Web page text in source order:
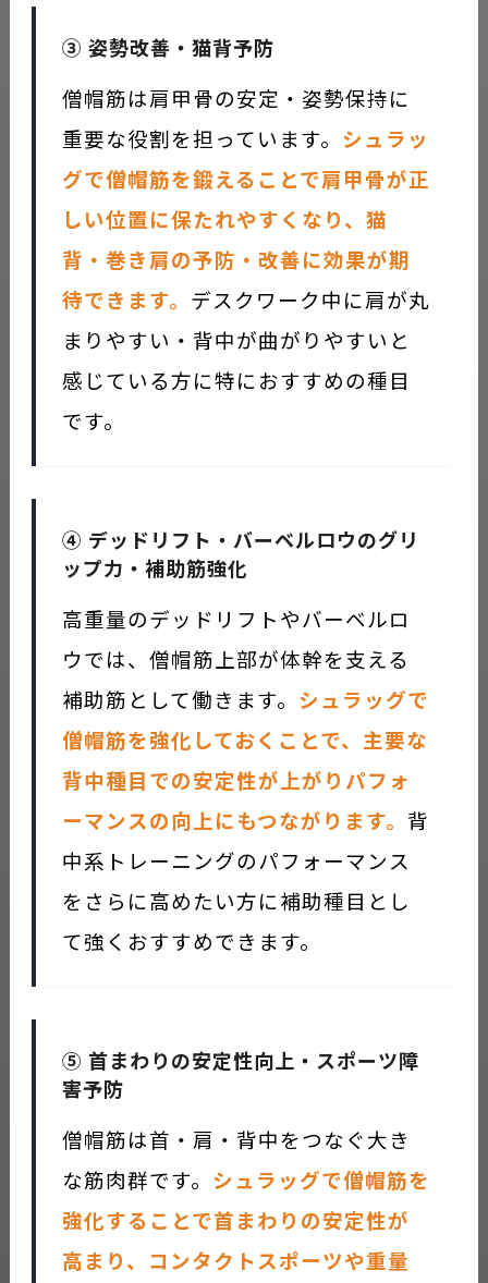
③ 姿勢改善・猫背予防
僧帽筋は肩甲骨の安定・姿勢保持に
重要な役割を担っています。 シュラッ
グで僧帽筋を鍛えることで肩甲骨が正
しい位置に保たれやすくなり、猫
背・巻き肩の予防・改善に効果が期
待できます。 デスクワーク中に肩が丸
まりやすい・背中が曲がりやすいと
感じている方に特におすすめの種目
です。
④ デッドリフト・バーベルロウのグリ
ップ力・補助筋強化
高重量のデッドリフトやバーベルロ
ウでは、僧帽筋上部が体幹を支える
補助筋として働きます。 シュラッグで
僧帽筋を強化しておくことで、主要な
背中種目での安定性が上がりパフォ
ーマンスの向上にもつながります。 背
中系トレーニングのパフォーマンス
をさらに高めたい方に補助種目とし
て強くおすすめできます。
⑤ 首まわりの安定性向上・スポーツ障
害予防
僧帽筋は首・肩・背中をつなぐ大き
な筋肉群です。 シュラッグで僧帽筋を
強化することで首まわりの安定性が
高まり、コンタクトスポーツや重量